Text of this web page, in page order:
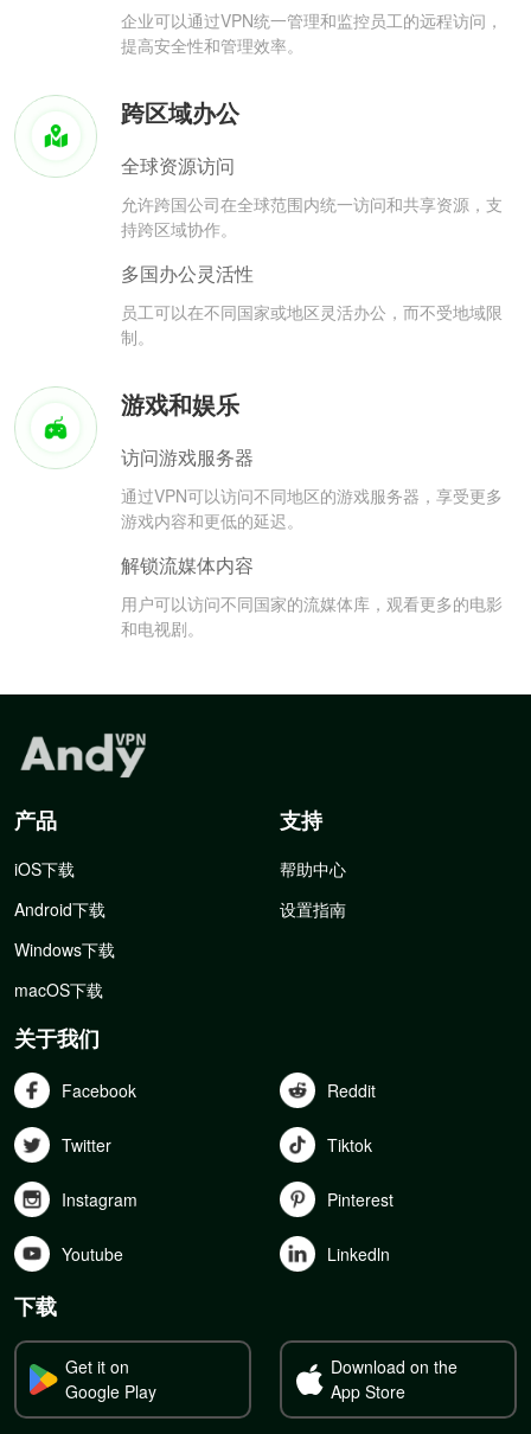
企业可以通过VPN统一管理和监控员工的远程访问，
提高安全性和管理效率。
跨区域办公
全球资源访问
允许跨国公司在全球范围内统一访问和共享资源，支
持跨区域协作。
多国办公灵活性
员工可以在不同国家或地区灵活办公，而不受地域限
制。
游戏和娱乐
访问游戏服务器
通过VPN可以访问不同地区的游戏服务器，享受更多
游戏内容和更低的延迟。
解锁流媒体内容
用户可以访问不同国家的流媒体库，观看更多的电影
和电视剧。
产品
iOS下载
Android下载
Windows下载
macOS下载
支持
帮助中心
设置指南
关于我们
Facebook Reddit
Twitter Tiktok
Instagram Pinterest
Youtube Linkedln
下载
Get it on
Google Play
Download on the
App Store